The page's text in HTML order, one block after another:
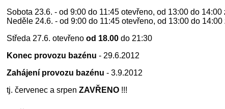
Sobota 23.6. - od 9:00 do 11:45 otevřeno, od 13:00 do 14:00
Neděle 24.6. - od 9:00 do 11:45 otevřeno, od 13:00 do 14:00
Středa 27.6. otevřenood 18.00 do 21:30
Konec provozu bazénu - 29.6.2012
Zahájení provozu bazénu - 3.9.2012
tj. červenec a srpenZAVŘENO !!!